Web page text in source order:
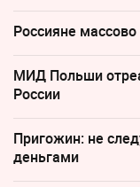
Россияне
МИД Польши
России
Пригожин: не
деньгами